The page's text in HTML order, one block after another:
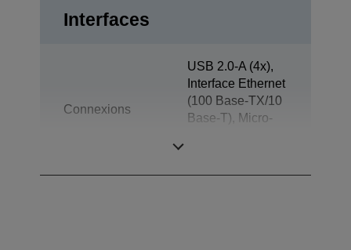
Interfaces
Connexions
USB 2.0-A (4x),
Interface Ethernet
(100 Base-TX/10
Base-T), Micro-